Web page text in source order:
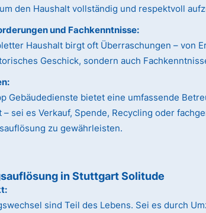
den Haushalt vollständig und respektvoll
und Fachkenntnisse:
Haushalt birgt oft Überraschungen – von
Geschick, sondern auch
Gebäudedienste bietet eine umfassende
– sei es Verkauf, Spende, Recycling oder
zu gewährleisten.
in Stuttgart Solitude
sind Teil des Lebens. Sei es durch